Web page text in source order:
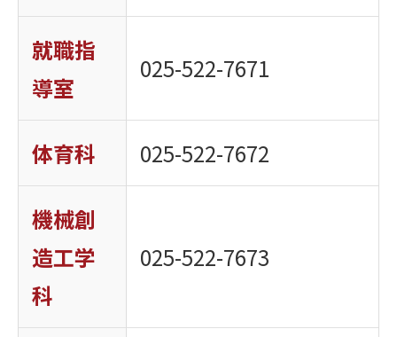
就職指
導室
025-522-7671
体育科 025-522-7672
機械創
造工学
科
025-522-7673